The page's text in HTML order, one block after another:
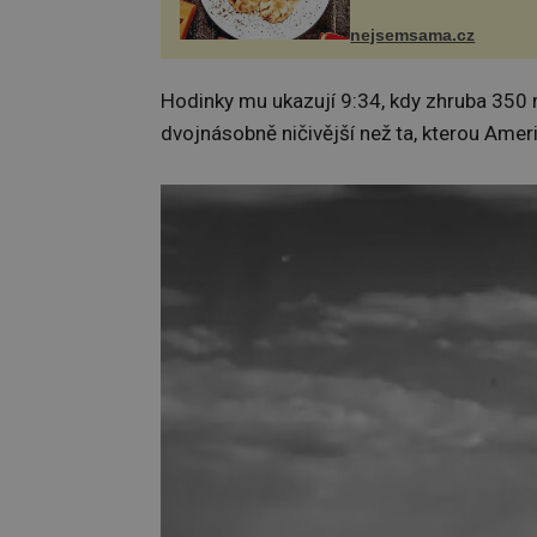
a díky tomu vznikají
chuťově bohaté pokrmy,
rozhodně st...
nejsemsama.cz
Hodinky mu ukazují 9:34, kdy zhruba
dvojnásobně ničivější než ta, kterou